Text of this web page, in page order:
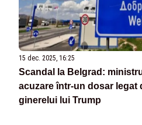
15 dec. 2025, 16:25
Scandal la Belgrad:
acuzare într-un dosar legat
ginerelui lui Trump